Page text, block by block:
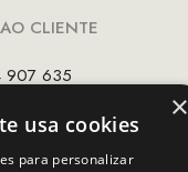
CLIENTE
907 635
×
usa cookies
para personalizar